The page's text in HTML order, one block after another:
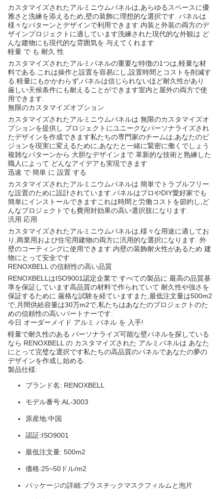
カスタマイズされたアルミニウムパネルは,あらゆるスペースに優
雅さと洗練を添えるため,壁の装飾に理想的な選択です. パネルは
様々なパターンとデザインで利用できます.内装と外装の両方のデ
ザインプロジェクトに適しています洗練された現代的な外観は ど
んな建物にも現代的な雰囲気を 与えてくれます
軽量 で も 耐久 性
カスタマイズされたアルミパネルの重要な特徴の1つは,軽量な材
料である.これは操作と設置を容易にし,設置時間とコストを削減す
る.軽量にもかかわらず,パネルは信じられないほど耐久性があり
厳しい天候条件にも耐えることができます室内と屋外の両方で使
用できます.
無限のカスタマイズオプション
カスタマイズされたアルミニウムパネルは 無限のカスタマイズオ
プションを提供し プロジェクトにユニークなパーソナライズされ
たデザインを作成できます私たちの専門家のチームは,あなたのビ
ジョンを現実に変えるために,あなたと一緒に緊密に働くでしょう
複雑なパターンから 大胆なデザインまで 革新的な技術と熟練した
職人によって どんなアイデアも実現できます
迅速 で 簡単 に 設置 する
カスタマイズされたアルミニウムパネルは 簡単でトラブルフリー
な設置のために設計されています.パネルはプロやDIY愛好家でも
簡単にインストールできますこれは時間と労働コストを節約し,ど
んなプロジェクトでも費用対効果の高い選択肢になります.
汎用 応用
カスタマイズされたアルミニウムパネルは,様々な用途に適してお
り,商業用および住宅用建物の両方に汎用的な選択になります. 外
壁のコーティングに使用できます.内壁の装飾耐火性があるため 建
物にとって安全です
RENOXBELL の信頼性の高い品質
RENOXBELLはISO9001認定企業で すべての製品に 最高の品質基
準を保証しています高品質の材料で作られていて 耐久性や強さを
保証するために 厳格な試験を経ていますまた,最低注文量は500m2
で,月間供給容量は30万m2で,私たちはあなたのプロジェクトのた
めの信頼性の高いパートナーです.
今日 オーダーメイド アルミ パネル を 入手!
軽量で耐久性のある パーソナライズ可能な壁パネルを探している
なら RENOXBELL の カスタマイズされた アルミパネルは あなた
にとって完璧な選択です私たちの高品質のパネルであなたの夢の
デザインを作成し始める.
製品仕様:
ブランド名: RENOXBELL
モデル番号:AL-3003
原産地:中国
認証:ISO9001
最低注文量: 500m2
価格:25~50ドル/m2
パッケージの詳細:プラスチックマスクフィルムと泡片